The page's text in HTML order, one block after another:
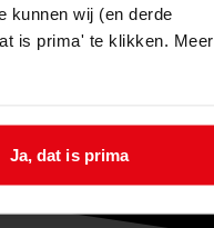
kunnen wij (en derde
is prima' te klikken. Meer
Ja, dat is prima